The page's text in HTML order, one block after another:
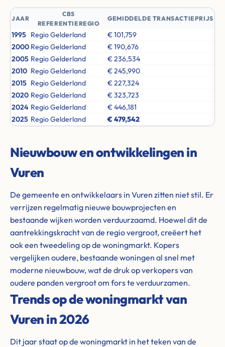
JAAR
CBS
REFERENTIEREGIO
GEMIDDELDE TRANSACTIEPRIJS
1995 Regio Gelderland
€ 101,759
2000 Regio Gelderland
€ 190,676
2005 Regio Gelderland
€ 236,534
2010 Regio Gelderland
€ 245,990
2015 Regio Gelderland
€ 227,324
2020 Regio Gelderland
€ 323,723
2024 Regio Gelderland
€ 446,181
2025 Regio Gelderland € 479,542
Nieuwbouw en ontwikkelingen in
Vuren
De gemeente en ontwikkelaars in Vuren zitten niet stil. Er
verrijzen regelmatig nieuwe bouwprojecten en
bestaande wijken worden verduurzaamd. Hoewel dit de
aantrekkingskracht van de regio vergroot, creëert het
ook een tweedeling op de woningmarkt. Kopers
vergelijken oudere, bestaande woningen al snel met
moderne nieuwbouw, wat de druk op verkopers van
oudere panden vergroot om fors te verduurzamen.
Trends op de woningmarkt van
Vuren in 2026
Dit jaar staat op de woningmarkt in het teken van de